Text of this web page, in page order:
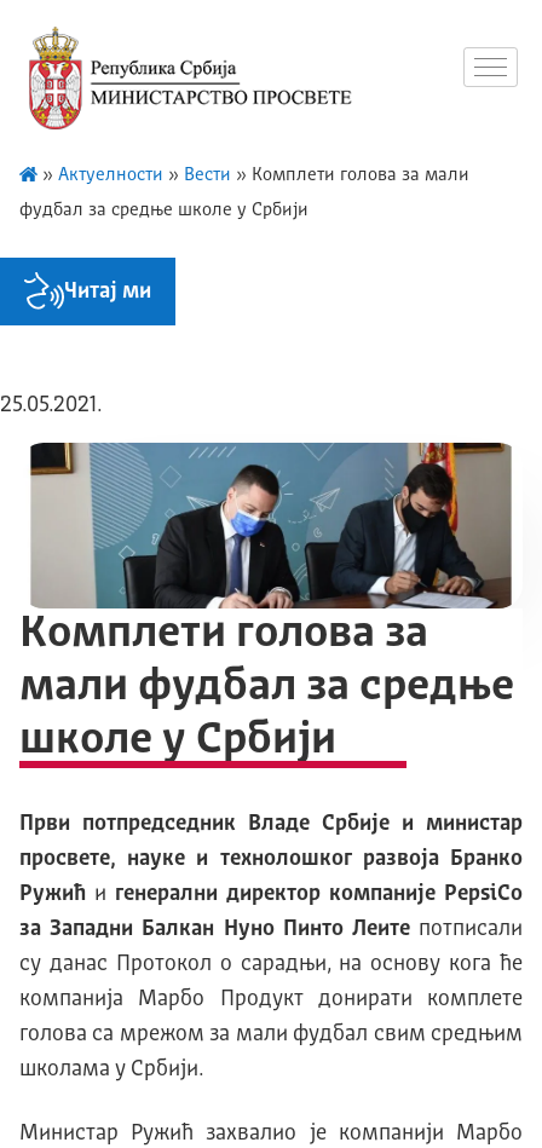
» Актуелности » Вести » Kомплети голова за мали
фудбал за средње школе у Србији
Читај ми
25.05.2021.
Kомплети голова за
мали фудбал за средње
школе у Србији
Први потпредседник Владе Србије и министар
просвете, науке и технолошког развоја Бранко
Ружић и генерални директор компаније PepsiCo
за Западни Балкан Нуно Пинто Леитепотписали
су данас Протокол о сарадњи, на основу кога ће
компанија Марбо Продукт донирати комплете
голова са мрежом за мали фудбал свим средњим
школама у Србији.
Министар Ружић захвалио је компанији Марбо